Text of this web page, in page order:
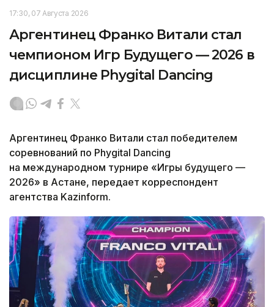
17:30, 07 Августа 2026
Аргентинец Франко Витали стал
чемпионом Игр Будущего — 2026 в
дисциплине Phygital Dancing
Аргентинец Франко Витали стал победителем
соревнований по Phygital Dancing
на международном турнире «Игры будущего —
2026» в Астане, передает корреспондент
агентства Kazinform.